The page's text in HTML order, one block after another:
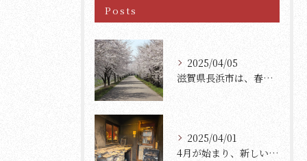
Posts
2025/04/05
滋賀県長浜市は、春の訪れとともに美しい桜が満開になります。
2025/04/01
4月が始まり、新しいスタートを迎えた方々も多いのではないでし...